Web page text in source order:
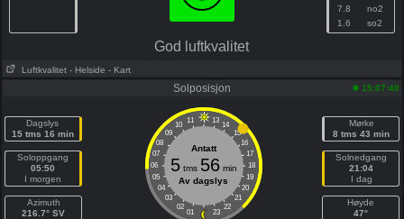
7.8
no2
1.6
so2
God luftkvalitet
Luftkvalitet - Helside - Kart
Solposisjon 15:07:40
Dagslys
15 tms 16 min
Soloppgang
05:50
I morgen
Azimuth
216.7° SV
11 13
10
14
09
15
08
16
07
17
06
18
05
19
04
20
03
21
02
22
01 23
Antatt
5tms 56min
Av dagslys
Mørke
8 tms 43 min
Solnedgang
21:04
I dag
Høyde
47°